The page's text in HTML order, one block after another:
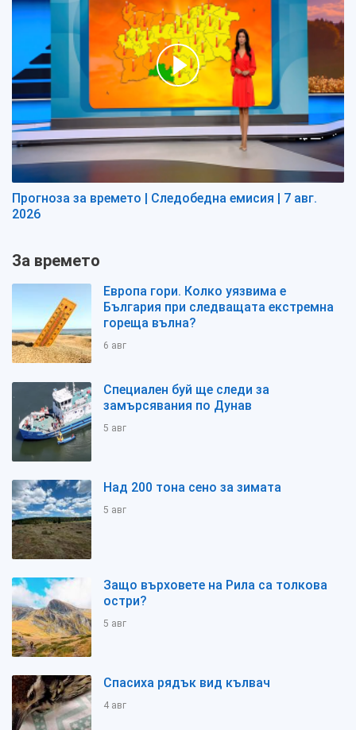
Прогноза за времето | Следобедна емисия | 7 авг.
2026
За времето
Европа гори. Колко уязвима е
България при следващата екстремна
гореща вълна?
6 авг
Специален буй ще следи за
замърсявания по Дунав
5 авг
Над 200 тона сено за зимата
5 авг
Защо върховете на Рила са толкова
остри?
5 авг
Спасиха рядък вид кълвач
4 авг